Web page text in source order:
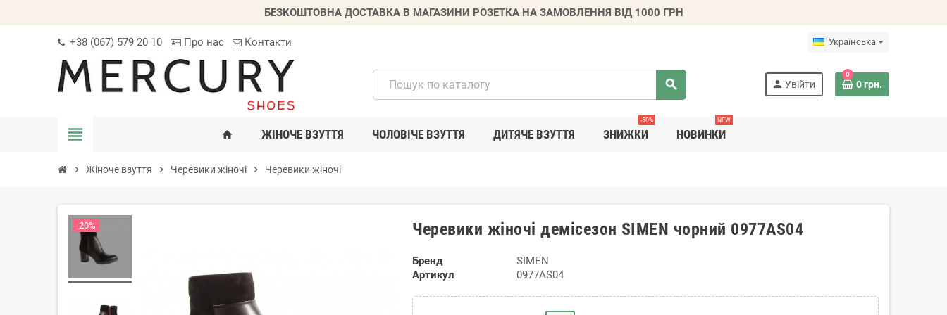
БЕЗКОШТОВНА ДОСТАВКА В МАГАЗИНИ РОЗЕТКА НА ЗАМОВЛЕННЯ ВІД 1000 ГРН
+38 (067) 579 20 10 Про нас Контакти Українська
search person Увійти
0
0 грн.
view_headline home ЖІНОЧЕ ВЗУТТЯ ЧОЛОВІЧЕ ВЗУТТЯ ДИТЯЧЕ ВЗУТТЯ ЗНИЖКИ
-50%
НОВИНКИ
NEW
chevron_right Жіноче взуття chevron_right Черевики жіночі chevron_right Черевики жіночі
-20% Черевики жіночі демісезон SIMEN чорний 0977AS04
Бренд
SIMEN
Артикул
0977AS04